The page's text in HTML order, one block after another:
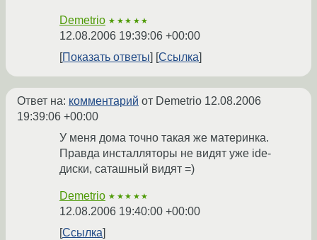
Demetrio ★★★★★
12.08.2006 19:39:06 +00:00
Показать ответы
Ссылка
Ответ на: комментарий от Demetrio 12.08.2006
19:39:06 +00:00
У меня дома точно такая же материнка.
Правда инсталляторы не видят уже ide-
диски, саташный видят =)
Demetrio ★★★★★
12.08.2006 19:40:00 +00:00
Ссылка